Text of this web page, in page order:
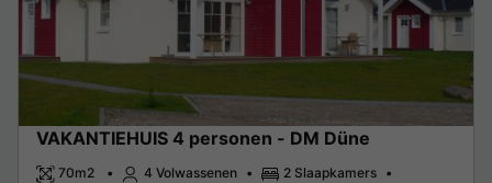
VAKANTIEHUIS 4 personen - DM Düne
70m2 4 Volwassenen
2 Slaapkamers